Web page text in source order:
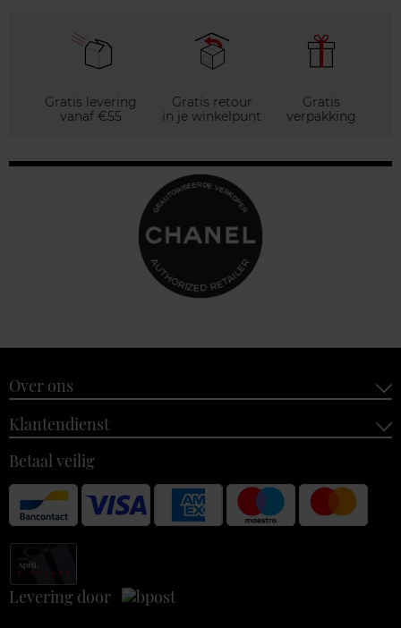
Gratis levering
vanaf €55
Gratis retour
in je winkelpunt
Gratis
verpakking
Over ons
Klantendienst
Betaal veilig
Levering door